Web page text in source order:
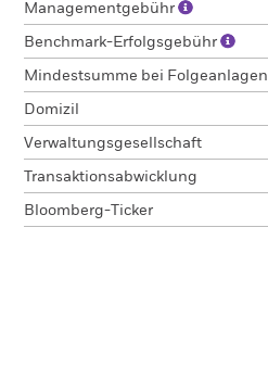
Managementgebühr
Benchmark-Erfolgsgebühr
Mindestsumme bei Folgeanlagen
Domizil
Verwaltungsgesellschaft
Transaktionsabwicklung
Bloomberg-Ticker